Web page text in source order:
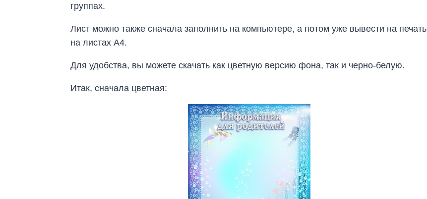
группах.
Лист можно также сначала заполнить на компьютере, а потом уже вывести на печать
на листах А4.
Для удобства, вы можете скачать как цветную версию фона, так и черно-белую.
Итак, сначала цветная: